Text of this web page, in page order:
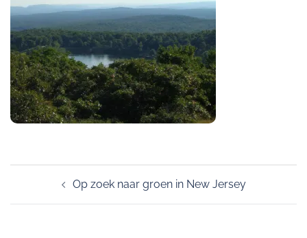
navigation
Op zoek naar groen in New Jersey